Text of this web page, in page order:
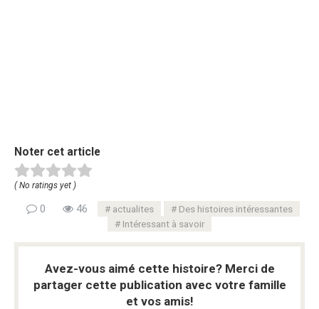
Noter cet article
( No ratings yet )
0 46 actualites
Des histoires intéressantes
Intéressant à savoir
Avez-vous aimé cette histoire? Merci de
partager cette publication avec votre famille
et vos amis!